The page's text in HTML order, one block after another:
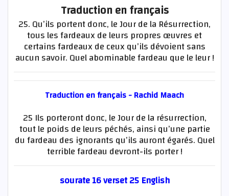
Traduction en français
25. Qu’ils portent donc, le Jour de la Résurrection,
tous les fardeaux de leurs propres œuvres et
certains fardeaux de ceux qu’ils dévoient sans
aucun savoir. Quel abominable fardeau que le leur !
Traduction en français - Rachid Maach
25 Ils porteront donc, le Jour de la résurrection,
tout le poids de leurs péchés, ainsi qu’une partie
du fardeau des ignorants qu’ils auront égarés. Quel
terrible fardeau devront-ils porter !
sourate 16 verset 25 English